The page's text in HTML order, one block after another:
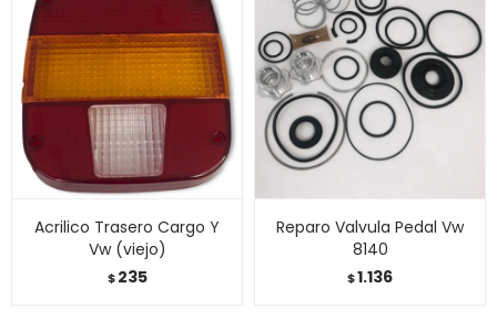
Acrilico Trasero Cargo Y
Vw (viejo)
$ 235
Reparo Valvula Pedal Vw
8140
$1.136